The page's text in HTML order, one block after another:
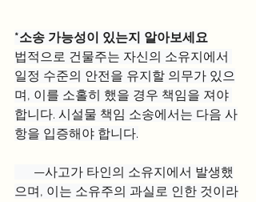
*소송 가능성이 있는지 알아보세요
법적으로 건물주는 자신의 소유지에서
일정 수준의 안전을 유지할 의무가 있으
며, 이를 소홀히 했을 경우 책임을 져야
합니다. 시설물 책임 소송에서는 다음 사
항을 입증해야 합니다.
—사고가 타인의 소유지에서 발생했
으며, 이는 소유주의 과실로 인한 것이라